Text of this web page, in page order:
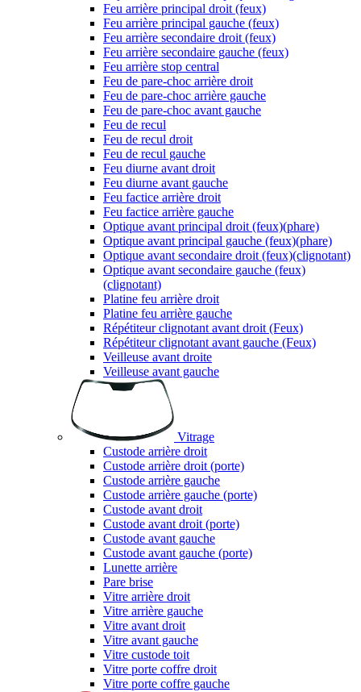
Feu arrière principal droit (feux)
Feu arrière principal gauche (feux)
Feu arrière secondaire droit (feux)
Feu arrière secondaire gauche (feux)
Feu arrière stop central
Feu de pare-choc arrière droit
Feu de pare-choc arrière gauche
Feu de pare-choc avant gauche
Feu de recul
Feu de recul droit
Feu de recul gauche
Feu diurne avant droit
Feu diurne avant gauche
Feu factice arrière droit
Feu factice arrière gauche
Optique avant principal droit (feux)(phare)
Optique avant principal gauche (feux)(phare)
Optique avant secondaire droit (feux)(clignotant)
Optique avant secondaire gauche (feux)
(clignotant)
Platine feu arrière droit
Platine feu arrière gauche
Répétiteur clignotant avant droit (Feux)
Répétiteur clignotant avant gauche (Feux)
Veilleuse avant droite
Veilleuse avant gauche
Vitrage
Custode arrière droit
Custode arrière droit (porte)
Custode arrière gauche
Custode arrière gauche (porte)
Custode avant droit
Custode avant droit (porte)
Custode avant gauche
Custode avant gauche (porte)
Lunette arrière
Pare brise
Vitre arrière droit
Vitre arrière gauche
Vitre avant droit
Vitre avant gauche
Vitre custode toit
Vitre porte coffre droit
Vitre porte coffre gauche